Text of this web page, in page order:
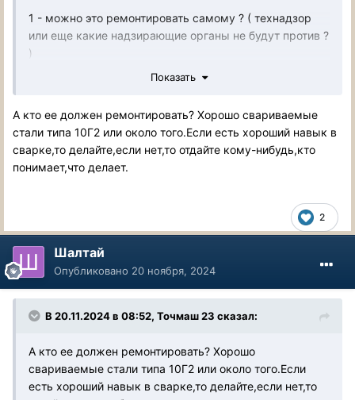
1 - можно это ремонтировать самому ? ( технадзор
или еще какие надзирающие органы не будут против ?
)
2 с чего начать и как сделать )
Показать
А кто ее должен ремонтировать? Хорошо свариваемые
стали типа 10Г2 или около того.Если есть хороший навык в
сварке,то делайте,если нет,то отдайте кому-нибудь,кто
понимает,что делает.
2
Шалтай
Опубликовано 20 ноября, 2024
В 20.11.2024 в 08:52, Точмаш 23 сказал:
А кто ее должен ремонтировать? Хорошо
свариваемые стали типа 10Г2 или около того.Если
есть хороший навык в сварке,то делайте,если нет,то